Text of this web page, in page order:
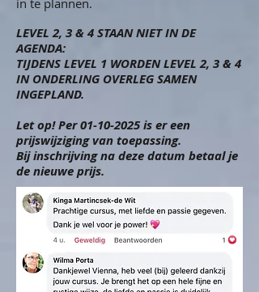
in te plannen.
LEVEL 2, 3 & 4 STAAN NIET IN DE
AGENDA:
TIJDENS LEVEL 1 WORDEN LEVEL 2, 3 & 4
IN ONDERLING OVERLEG SAMEN
INGEPLAND.
Let op! Per01-10-2025is er een
prijswijziging van toepassing.
Bij inschrijving na deze datum betaal je
de nieuwe prijs.